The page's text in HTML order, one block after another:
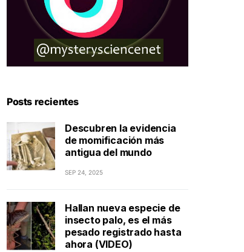
Posts recientes
Descubren la evidencia
de momificación más
antigua del mundo
SEP 24, 2025
Hallan nueva especie de
insecto palo, es el más
pesado registrado hasta
ahora (VIDEO)